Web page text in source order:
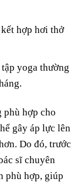
hợp hơi thở
yoga thường
phù hợp cho
gây áp lực lên
Do đó, trước
sĩ chuyên
phù hợp, giúp